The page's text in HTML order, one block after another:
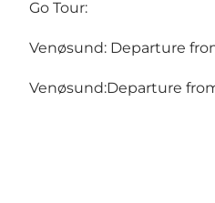
Go Tour:
Venøsund: Departure
Venøsund:Departure